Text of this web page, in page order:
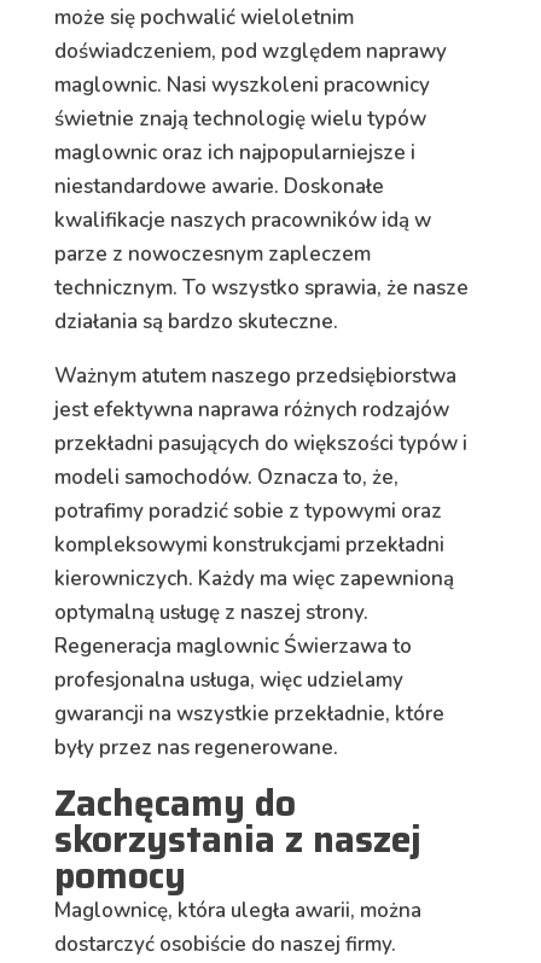
może się pochwalić wieloletnim
doświadczeniem, pod względem naprawy
maglownic. Nasi wyszkoleni pracownicy
świetnie znają technologię wielu typów
maglownic oraz ich najpopularniejsze i
niestandardowe awarie. Doskonałe
kwalifikacje naszych pracowników idą w
parze z nowoczesnym zapleczem
technicznym. To wszystko sprawia, że nasze
działania są bardzo skuteczne.
Ważnym atutem naszego przedsiębiorstwa
jest efektywna naprawa różnych rodzajów
przekładni pasujących do większości typów i
modeli samochodów. Oznacza to, że,
potrafimy poradzić sobie z typowymi oraz
kompleksowymi konstrukcjami przekładni
kierowniczych. Każdy ma więc zapewnioną
optymalną usługę z naszej strony.
Regeneracja maglownic Świerzawa to
profesjonalna usługa, więc udzielamy
gwarancji na wszystkie przekładnie, które
były przez nas regenerowane.
Zachęcamy do
skorzystania z naszej
pomocy
Maglownicę, która uległa awarii, można
dostarczyć osobiście do naszej firmy.